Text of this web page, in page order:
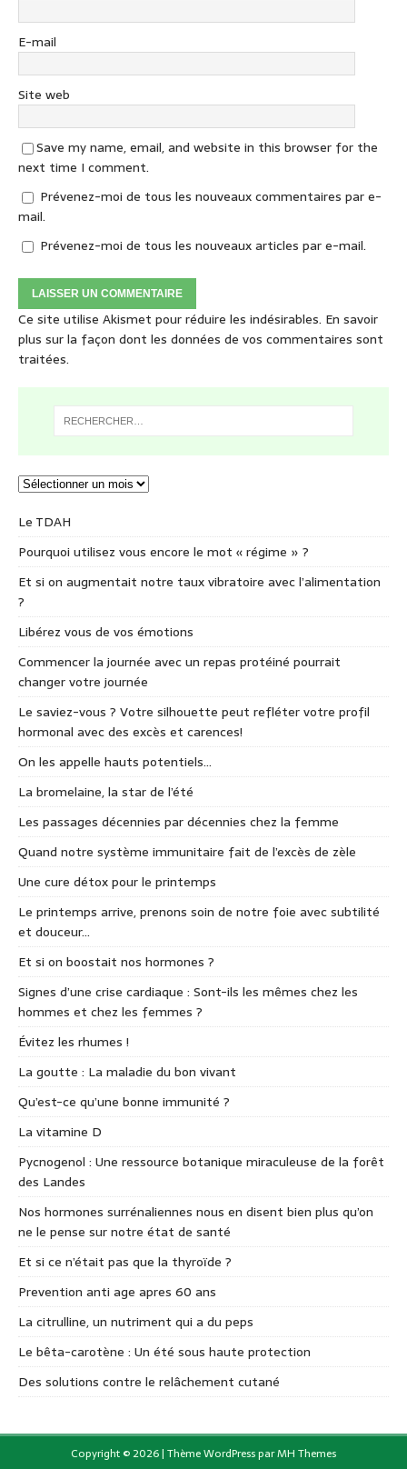
E-mail
Site web
Save my name, email, and website in this browser for the
next time I comment.
Prévenez-moi de tous les nouveaux commentaires par e-
mail.
Prévenez-moi de tous les nouveaux articles par e-mail.
Ce site utilise Akismet pour réduire les indésirables. En savoir
plus sur la façon dont les données de vos commentaires sont
traitées.
Le TDAH
Pourquoi utilisez vous encore le mot « régime » ?
Et si on augmentait notre taux vibratoire avec l’alimentation
?
Libérez vous de vos émotions
Commencer la journée avec un repas protéiné pourrait
changer votre journée
Le saviez-vous ? Votre silhouette peut refléter votre profil
hormonal avec des excès et carences!
On les appelle hauts potentiels…
La bromelaine, la star de l’été
Les passages décennies par décennies chez la femme
Quand notre système immunitaire fait de l’excès de zèle
Une cure détox pour le printemps
Le printemps arrive, prenons soin de notre foie avec subtilité
et douceur…
Et si on boostait nos hormones ?
Signes d’une crise cardiaque : Sont-ils les mêmes chez les
hommes et chez les femmes ?
Évitez les rhumes !
La goutte : La maladie du bon vivant
Qu’est-ce qu’une bonne immunité ?
La vitamine D
Pycnogenol : Une ressource botanique miraculeuse de la forêt
des Landes
Nos hormones surrénaliennes nous en disent bien plus qu’on
ne le pense sur notre état de santé
Et si ce n’était pas que la thyroïde ?
Prevention anti age apres 60 ans
La citrulline, un nutriment qui a du peps
Le bêta-carotène : Un été sous haute protection
Des solutions contre le relâchement cutané
Copyright © 2026 | Thème WordPress parMH Themes